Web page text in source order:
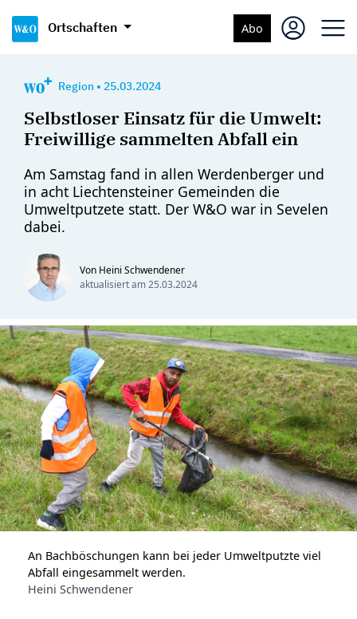
Ortschaften Abo
Region • 25.03.2024
Selbstloser Einsatz für die Umwelt:
Freiwillige sammelten Abfall ein
Am Samstag fand in allen Werdenberger und
in acht Liechtensteiner Gemeinden die
Umweltputzete statt. Der W&O war in Sevelen
dabei.
Von Heini Schwendener
aktualisiert am25.03.2024
An Bachböschungen kann bei jeder Umweltputzte viel
Abfall eingesammelt werden.
Heini Schwendener